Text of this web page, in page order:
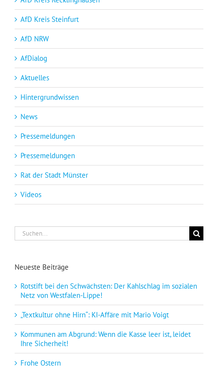
AfD Kreis Steinfurt
AfD NRW
AfDialog
Aktuelles
Hintergrundwissen
News
Pressemeldungen
Pressemeldungen
Rat der Stadt Münster
Videos
Suche
nach:
Neueste Beiträge
Rotstift bei den Schwächsten: Der Kahlschlag im sozialen
Netz von Westfalen-Lippe!
„Textkultur ohne Hirn“: KI-Affäre mit Mario Voigt
Kommunen am Abgrund: Wenn die Kasse leer ist, leidet
Ihre Sicherheit!
Frohe Ostern